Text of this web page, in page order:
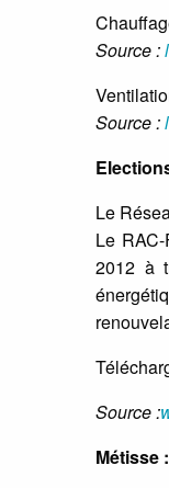
Source :
Source :
Le
Le
2012 à
Source :
Métisse